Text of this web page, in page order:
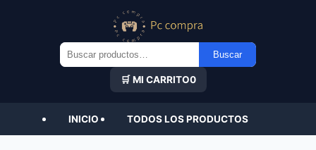
Buscar
por:
Buscar
🛒 MI CARRITO0
INICIO TODOS LOS PRODUCTOS